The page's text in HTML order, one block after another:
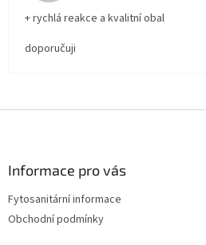
+ rychlá reakce a kvalitní obal
doporučuji
Informace pro vás
Fytosanitární informace
Obchodní podmínky